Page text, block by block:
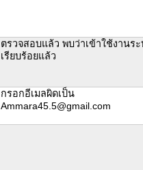
ตรวจสอบแล้ว พบว่าเข้าใช้งานร
เรียบร้อยแล้ว
กรอกอีเมลผิดเป็น
Ammara45.5@gmail.com